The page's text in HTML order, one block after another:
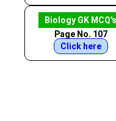
Biology GK MCQ's
Page No. 107
Click here